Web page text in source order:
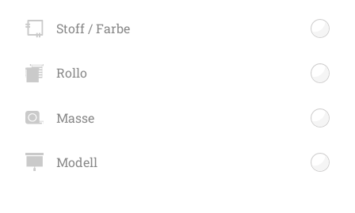
Stoff / Farbe
Rollo
Masse
Modell